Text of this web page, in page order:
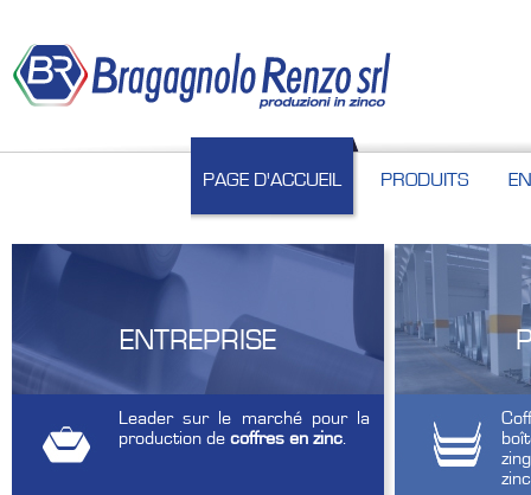
PAGE D'ACCUEIL PRODUITS
ENTREPRISE
Leader sur le marché pour la
production de coffres en zinc